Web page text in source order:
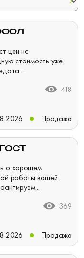
цен на
стоимость уже
418
Продажа
о хорошем
работы вашей
369
Продажа